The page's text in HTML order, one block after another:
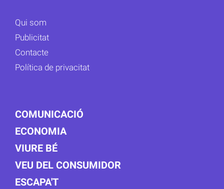
Qui som
Publicitat
Contacte
Política de privacitat
COMUNICACIÓ
ECONOMIA
VIURE BÉ
VEU DEL CONSUMIDOR
ESCAPA'T